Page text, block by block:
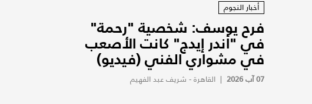
أخبار النجوم
فرح يوسف: شخصية "رحمة"
في "أندر إيدج" كانت الأصعب
في مشواري الفني (فيديو)
07 آب 2026 |القاهرة - شريف عبد الفهيم